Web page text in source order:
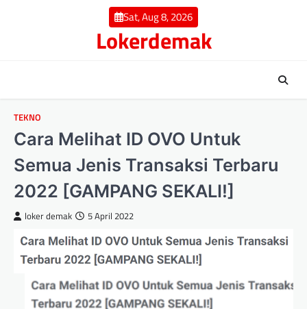
Sat, Aug 8, 2026
Lokerdemak
TEKNO
Cаrа Mеlіhаt ID OVO Untuk
Semua Jеnіѕ Transaksi Terbaru
2022 [GAMPANG SEKALI!]
loker demak 5 April 2022